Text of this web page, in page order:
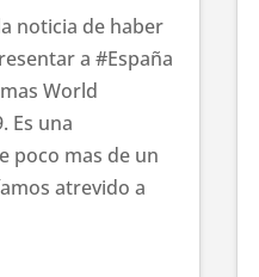
noticia de haber
a #España
World
Es una
poco mas de un
atrevido a